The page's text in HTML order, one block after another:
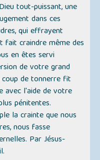
tout-puissant, une
dans ces
qui effrayent
fait craindre même des
en êtes servi
de votre grand
coup de tonnerre fit
avec l'aide de votre
pénitentes.
la crainte que nous
nous fasse
Par Jésus-